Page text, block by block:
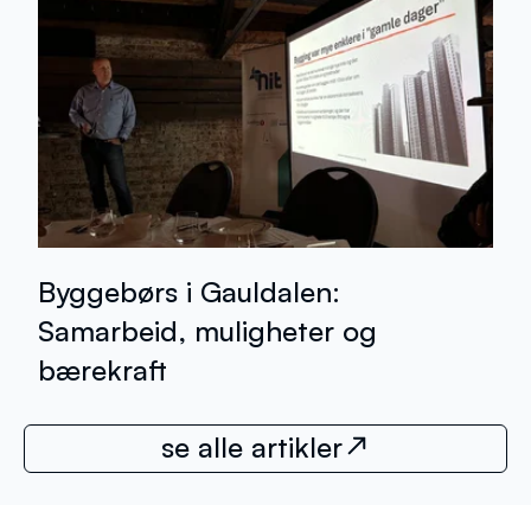
Byggebørs i Gauldalen:
Samarbeid, muligheter og
bærekraft
se alle artikler